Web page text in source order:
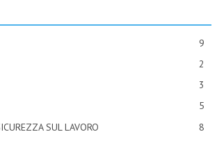
9
2
3
5
SUL LAVORO
8